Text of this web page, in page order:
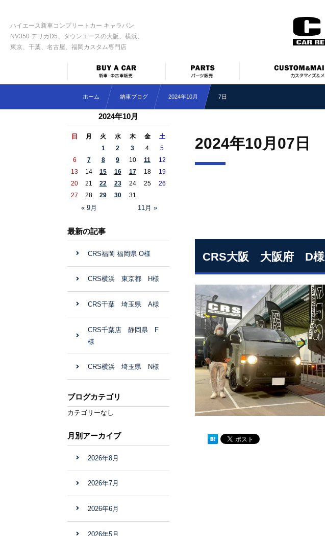
ハイエース新車コンプリートカー キャラバン
NV350 デリカD5、タウンエースの大阪、横浜、
東京、千葉、名古屋、福岡カスタム専門店
ホーム 納車ブログ 2024年10月 7日
2024年10月07日
CRS大阪 大阪府 D様
2024年10月
日 月 火 水 木 金 土
« 9月 11月 »
1 2 3 4
5
6
7 8 9 10 11
12
13
14 15 16 17 18
19
20
21 22 23 24 25
26
27
28 29 30 31
最新の記事
CRS福岡 福岡県 O様
CRS横浜 東京都 H様
CRS千葉 埼玉県 A様
CRS千葉店 静岡県 F
様
CRS横浜 埼玉県 N様
ブログカテゴリ
カテゴリーなし
月別アーカイブ
2026年8月
2026年7月
2026年6月
2026年5月